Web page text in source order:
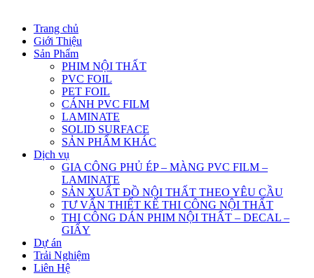
Trang chủ
Giới Thiệu
Sản Phẩm
PHIM NỘI THẤT
PVC FOIL
PET FOIL
CÁNH PVC FILM
LAMINATE
SOLID SURFACE
SẢN PHẨM KHÁC
Dịch vụ
GIA CÔNG PHỦ ÉP – MÀNG PVC FILM –
LAMINATE
SẢN XUẤT ĐỒ NỘI THẤT THEO YÊU CẦU
TƯ VẤN THIẾT KẾ THI CÔNG NỘI THẤT
THI CÔNG DÁN PHIM NỘI THẤT – DECAL –
GIẤY
Dự án
Trải Nghiệm
Liên Hệ